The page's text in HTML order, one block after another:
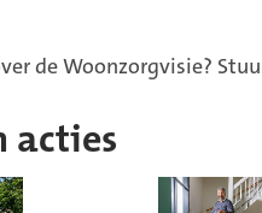
de Woonzorgvisie?
acties